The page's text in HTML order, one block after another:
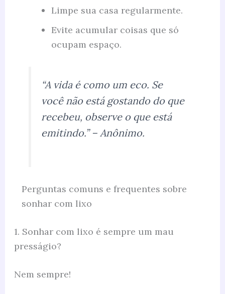
Limpe sua casa regularmente.
Evite acumular coisas que só
ocupam espaço.
“A vida é como um eco. Se
você não está gostando do que
recebeu, observe o que está
emitindo.” – Anônimo.
Perguntas comuns e frequentes sobre
sonhar com lixo
1. Sonhar com lixo é sempre um mau
presságio?
Nem sempre!